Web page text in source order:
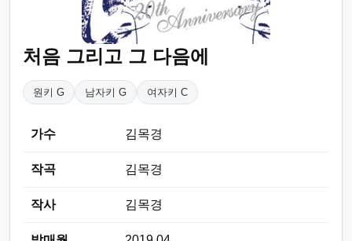
처음 그리고 그 다음에
원키 G 남자키 G 여자키 C
가수 김목경
작곡 김목경
작사 김목경